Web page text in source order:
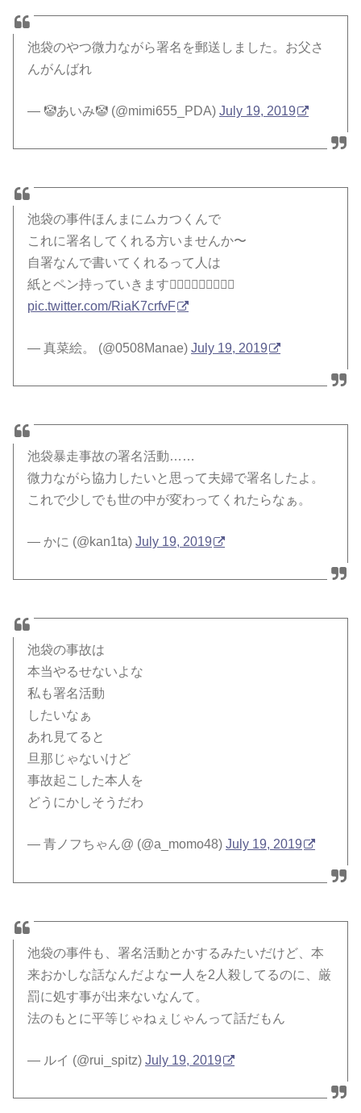
池袋のやつ微力ながら署名を郵送しました。お父さ
んがんばれ
— 🤡あいみ🤡 (@mimi655_PDA)July 19, 2019
池袋の事件ほんまにムカつくんで
これに署名してくれる方いませんか〜
自署なんで書いてくれるって人は
紙とペン持っていきます🏃🏻‍♀️🏃🏻‍♀️🏃🏻‍♀️
pic.twitter.com/RiaK7crfvF
— 真菜絵。 (@0508Manae)July 19, 2019
池袋暴走事故の署名活動……
微力ながら協力したいと思って夫婦で署名したよ。
これで少しでも世の中が変わってくれたらなぁ。
— かに (@kan1ta)July 19, 2019
池袋の事故は
本当やるせないよな
私も署名活動
したいなぁ
あれ見てると
旦那じゃないけど
事故起こした本人を
どうにかしそうだわ
— 青ノフちゃん@ (@a_momo48)July 19, 2019
池袋の事件も、署名活動とかするみたいだけど、本
来おかしな話なんだよなー人を2人殺してるのに、厳
罰に処す事が出来ないなんて。
法のもとに平等じゃねぇじゃんって話だもん
— ルイ (@rui_spitz)July 19, 2019